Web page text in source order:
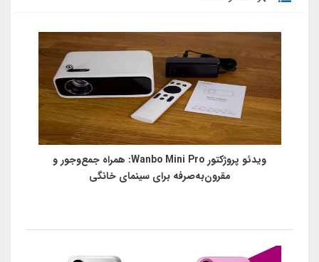
ویدئو پروژکتور Wanbo Mini Pro: همراه جمع‌وجور و
مقرون‌به‌صرفه برای سینمای خانگی